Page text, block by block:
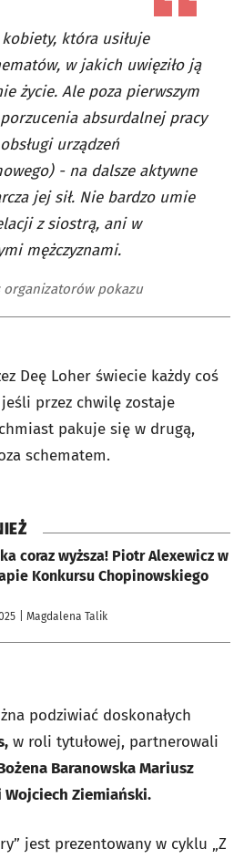
która usiłuje
w jakich uwięziło ją
życie. Ale poza pierwszym
absurdalnej pracy
urządzeń
- na dalsze aktywne
jej sił. Nie bardzo umie
z siostrą, ani w
mężczyznami.
organizatorów pokazu
Deę Loher świecie każdy coś
przez chwilę zostaje
pakuje się w drugą,
schematem.
coraz wyższa! Piotr Alexewicz w
Konkursu Chopinowskiego
| Magdalena Talik
podziwiać doskonałych
w roli tytułowej, partnerowali
Baranowska Mariusz
Ziemiański.
jest prezentowany w cyklu „Z